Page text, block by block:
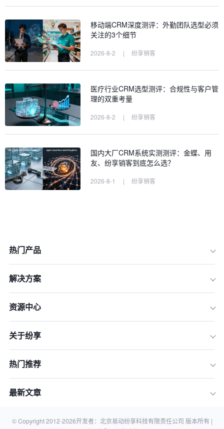
“大棒”
移动端CRM深度测评：外勤团队选型必须
关注的3个细节
2026-8-2 | 纷享销客
医疗行业CRM选型测评：合规性与客户管
理的双重考量
2026-8-2 | 纷享销客
国内大厂CRM系统实测测评：金蝶、用
友、纷享销客到底怎么选？
2026-8-1 | 纷享销客
热门产品
解决方案
资源中心
关于纷享
热门推荐
最新文章
© Copyright 2012-2026开发者：北京易动纷享科技有限责任公司 版本所有 |